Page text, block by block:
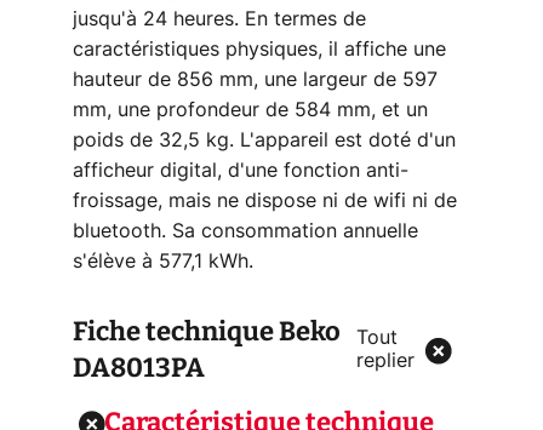
jusqu'à 24 heures. En termes de
caractéristiques physiques, il affiche une
hauteur de 856 mm, une largeur de 597
mm, une profondeur de 584 mm, et un
poids de 32,5 kg. L'appareil est doté d'un
afficheur digital, d'une fonction anti-
froissage, mais ne dispose ni de wifi ni de
bluetooth. Sa consommation annuelle
s'élève à 577,1 kWh.
Fiche techniqueBeko
DA8013PA
Tout
replier
Caractéristique technique